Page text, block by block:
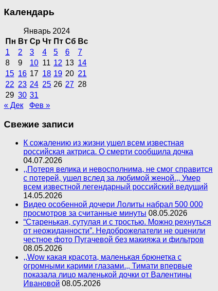
Календарь
Январь 2024
Пн Вт Ср Чт Пт Сб Вс
1
2 3 4 5 6
7
8
9 10 11 12 13 14
15 16 17 18 19 20 21
22 23 24 25 26 27 28
29 30 31
« Дек
Фев »
Свежие записи
К сожалению из жизни ушел всем известная
российская актриса. О смерти сообщила дочка
04.07.2026
,,Потеря велика и невосполнима, не смог справится
с потерей, ушел вслед за любимой женой.,, Умер
всем известной легендарный российский ведущий
14.05.2026
Видео особенной дочери Лолиты набрал 500 000
просмотров за считанные минуты 08.05.2026
“Старенькая, сутулая и с тростью. Можно рехнуться
от неожиданности”. Недоброжелатели не оценили
честное фото Пугачевой без макияжа и фильтров
08.05.2026
,,Wow какая красота, маленькая брюнетка с
огромными карими глазами.,, Тимати впервые
показала лицо маленькой дочки от Валентины
Ивановой 08.05.2026